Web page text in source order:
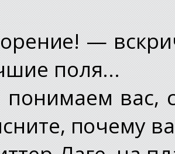
—
поля...
вас,
почему